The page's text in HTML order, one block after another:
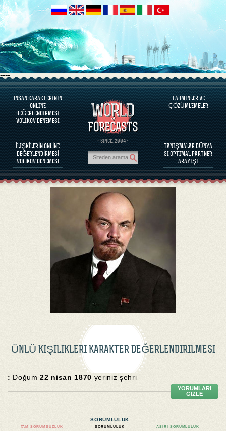
----
İNSAN KARAKTERININ
ONLINE
DEĞERLENDIRMESI
VOLIKOV DENEMESI
İLIŞKİLERİN ONLİNE
DEĞERLENDİRMESİ
VOLİKOV DENEMESİ
· SINCE. 2004 ·
TAHMINLER VE
ÇÖZÜMLEMELER
TANIŞMALAR DÜNYA
SI OPTIMAL PARTNER
ARAYIŞI
PROGRAM HAKKINDA
İNSAN KARAKTERINI DEĞERLENDIRINIZ
ÜNLÜ KIŞILIKLERI KARAKTER DEĞERLENDIRILMESI
PROGRAM HAKKINDA
PARTNERLERIN BAĞDAŞABILIRLIĞINI DEĞERLENDIRINIZ
TAHMINLER VE ÇÖZÜMLEMELER
ÜNLÜ KIŞILIKLERI KARAKTER DEĞERLENDIRILMESI
: Doğum22 nisan 1870 yeriniz şehri
YORUMLARI
GIZLE
SORUMLULUK
TAM SORUMSUZLUK SORUMLULUK AŞIRI SORUMLULUK